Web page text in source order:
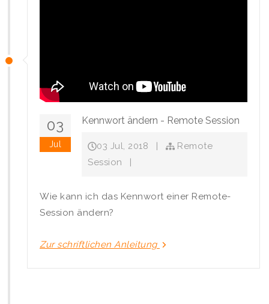
03
Jul
Kennwort ändern - Remote Session
03 Jul, 2018 |
Remote
Session
|
Wie kann ich das Kennwort einer Remote-
Session ändern?
Zur schriftlichen Anleitung